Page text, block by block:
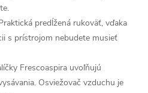
predĺžená rukoväť, vďaka
s prístrojom nebudete musieť
Frescoaspira uvoľňujú
Osviežovač vzduchu je